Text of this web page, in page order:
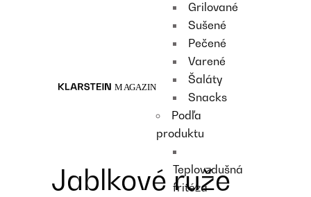
Grilované
Sušené
Pečené
Varené
Šaláty
Snacks
Podľa
produktu
Teplovzdušná
fritéza
Jablkové ruže